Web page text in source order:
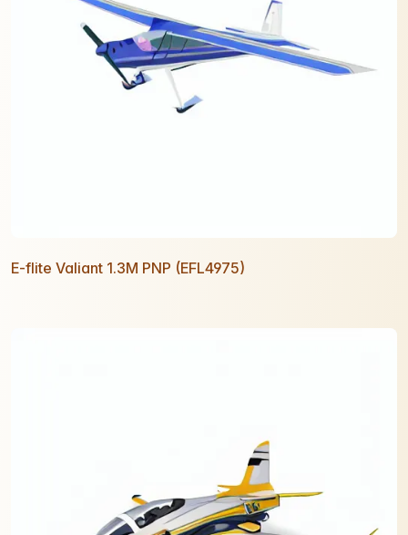
E-flite Valiant 1.3M PNP (EFL4975)